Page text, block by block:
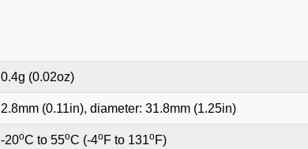
0.4g (0.02oz)
2.8mm (0.11in), diameter: 31.8mm (1.25in)
-20oC to 55oC (-4oF to 131oF)